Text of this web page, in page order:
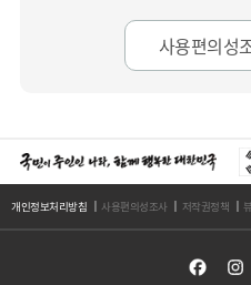
사용편의성
개인정보처리방침 사용편의성조사 저작권정책